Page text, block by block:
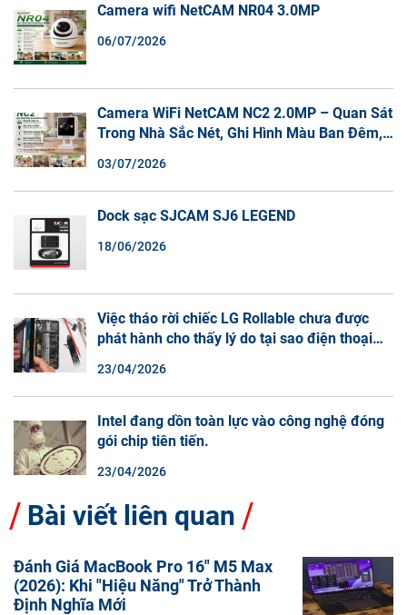
Camera wifi NetCAM NR04 3.0MP
06/07/2026
Camera WiFi NetCAM NC2 2.0MP – Quan Sát
Trong Nhà Sắc Nét, Ghi Hình Màu Ban Đêm,
03/07/2026
Dock sạc SJCAM SJ6 LEGEND
18/06/2026
Việc tháo rời chiếc LG Rollable chưa được
phát hành cho thấy lý do tại sao điện thoại
23/04/2026
Intel đang dồn toàn lực vào công nghệ đóng
gói chip tiên tiến.
23/04/2026
Bài viết liên quan
Đánh Giá MacBook Pro 16" M5 Max
(2026): Khi "Hiệu Năng" Trở Thành
Định Nghĩa Mới